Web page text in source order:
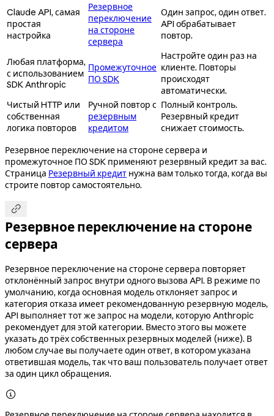
Claude API, самая
простая
настройка
Резервное
переключение
на стороне
сервера
Один запрос, один ответ.
API обрабатывает
повтор.
Любая платформа,
с использованием
SDK Anthropic
Промежуточное
ПО SDK
Настройте один раз на
клиенте. Повторы
происходят
автоматически.
Чистый HTTP или
собственная
логика повторов
Ручной повтор с
резервным
кредитом
Полный контроль.
Резервный кредит
снижает стоимость.
Резервное переключение на стороне сервера и
промежуточное ПО SDK применяют резервный кредит за вас.
Страница Резервный кредит нужна вам только тогда, когда вы
строите повтор самостоятельно.

Резервное переключение на стороне
сервера
Резервное переключение на стороне сервера повторяет
отклонённый запрос внутри одного вызова API. В режиме по
умолчанию, когда основная модель отклоняет запрос и
категория отказа имеет рекомендованную резервную модель,
API выполняет тот же запрос на модели, которую Anthropic
рекомендует для этой категории. Вместо этого вы можете
указать до трёх собственных резервных моделей (ниже). В
любом случае вы получаете один ответ, в котором указана
ответившая модель, так что ваш пользователь получает ответ
за один цикл обращения.
